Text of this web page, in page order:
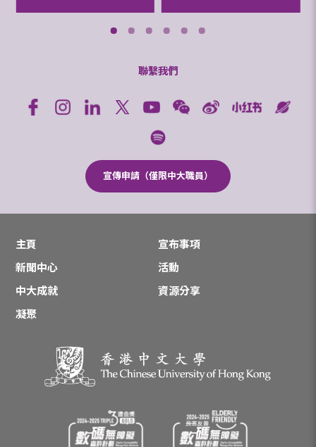
聯繫我們
宣傳申請（僅限中大職員）
主頁
宣布事項
新聞中心
活動
中大成就
資源分享
凝聚